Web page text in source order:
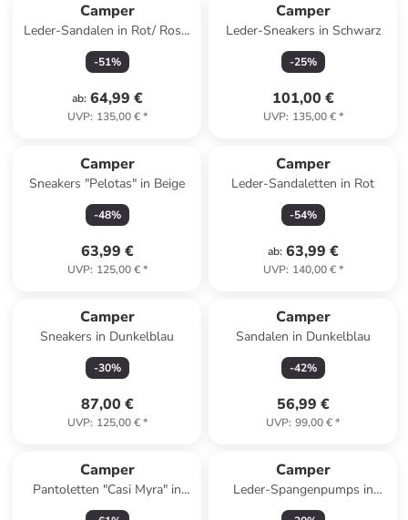
Camper
Leder-Sandalen in Rot/ Rosa/
Schwarz
-51%
ab: 64,99 €
UVP: 135,00 €*
Camper
Leder-Sneakers in Schwarz
-25%
101,00 €
UVP: 135,00 €*
Camper
Sneakers "Pelotas" in Beige
-48%
63,99 €
UVP: 125,00 €*
Camper
Leder-Sandaletten in Rot
-54%
ab: 63,99 €
UVP: 140,00 €*
Camper
Sneakers in Dunkelblau
-30%
87,00 €
UVP: 125,00 €*
Camper
Sandalen in Dunkelblau
-42%
56,99 €
UVP: 99,00 €*
Camper
Pantoletten "Casi Myra" in
Grün/ Hellblau
Camper
Leder-Spangenpumps in
Schwarz